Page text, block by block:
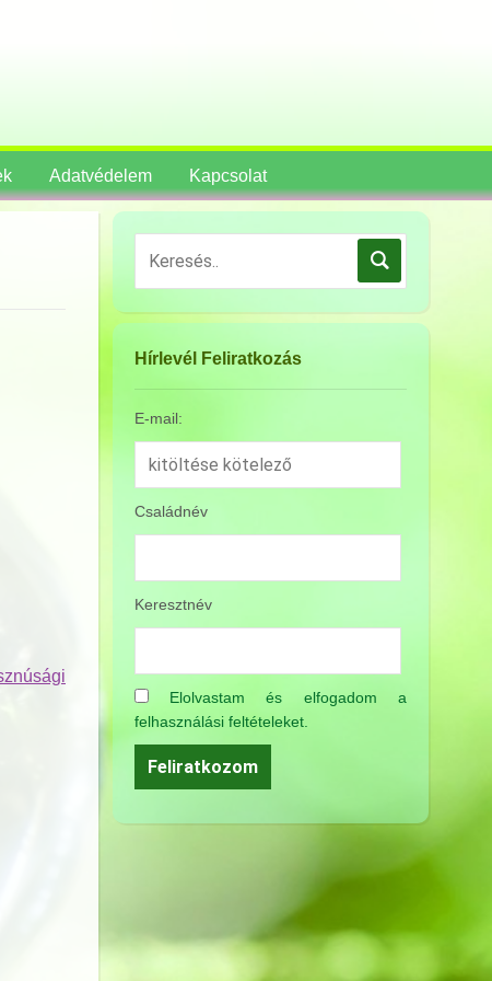
Adatvédelem Kapcsolat
Hírlevél Feliratkozás
E-mail:
Családnév
Keresztnév
Elolvastam és elfogadom a
felhasználási feltételeket.